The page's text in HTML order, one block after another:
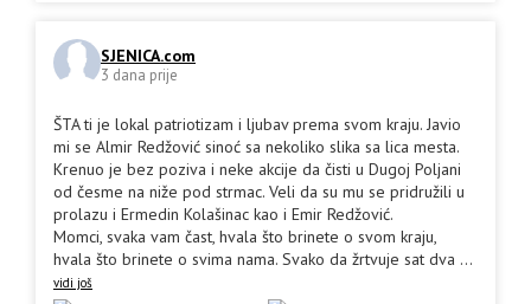
SJENICA.com
3 dana prije
ŠTA ti je lokal patriotizam i ljubav prema svom kraju. Javio
mi se Almir Redžović sinoć sa nekoliko slika sa lica mesta.
Krenuo je bez poziva i neke akcije da čisti u Dugoj Poljani
od česme na niže pod strmac. Veli da su mu se pridružili u
prolazu i Ermedin Kolašinac kao i Emir Redžović.
Momci, svaka vam čast, hvala što brinete o svom kraju,
hvala što brinete o svima nama. Svako da žrtvuje sat dva ...
vidi još